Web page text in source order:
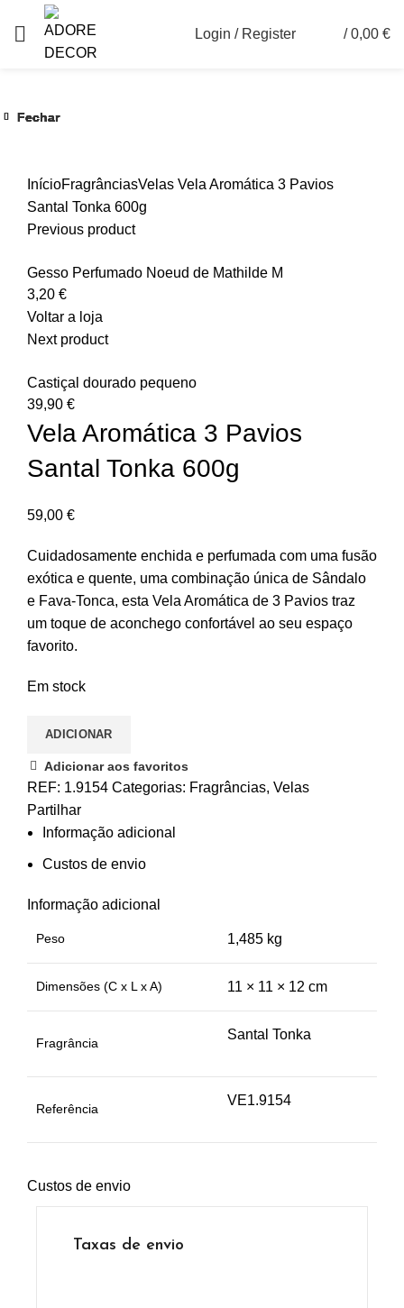
Login / Register / 0,00 €
InícioFragrânciasVelas Vela Aromática 3 Pavios
Santal Tonka 600g
Previous product
Gesso Perfumado Noeud de Mathilde M
3,20 €
Voltar a loja
Next product
Castiçal dourado pequeno
39,90 €
Vela Aromática 3 Pavios
Santal Tonka 600g
59,00 €
Cuidadosamente enchida e perfumada com uma fusão
exótica e quente, uma combinação única de Sândalo
e Fava-Tonca, esta Vela Aromática de 3 Pavios traz
um toque de aconchego confortável ao seu espaço
favorito.
Em stock
ADICIONAR
Adicionar aos favoritos
REF: 1.9154 Categorias: Fragrâncias, Velas
Partilhar
Informação adicional
Custos de envio
Informação adicional
Peso 1,485 kg
Dimensões (C x L x A) 11 × 11 × 12 cm
Fragrância
Santal Tonka
Referência
VE1.9154
Custos de envio
Taxas de envio
Fechar
Fechar
Fechar
Fechar
Fechar
Fechar